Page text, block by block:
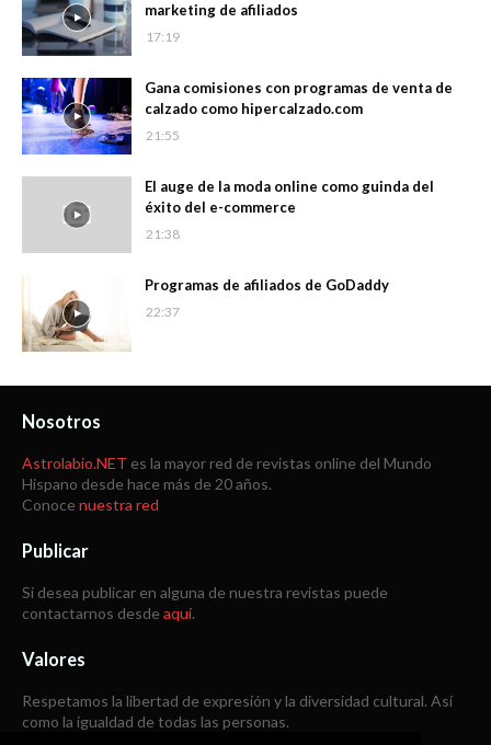
marketing de afiliados
17:19
Gana comisiones con programas de venta de
calzado como hipercalzado.com
21:55
El auge de la moda online como guinda del
éxito del e-commerce
21:38
Programas de afiliados de GoDaddy
22:37
Nosotros
Astrolabio.NET es la mayor red de revistas online del Mundo
Hispano desde hace más de 20 años.
Conoce nuestra red
Publicar
Si desea publicar en alguna de nuestra revistas puede
contactarnos desde aquí.
Valores
Respetamos la libertad de expresión y la diversidad cultural. Así
como la igualdad de todas las personas.